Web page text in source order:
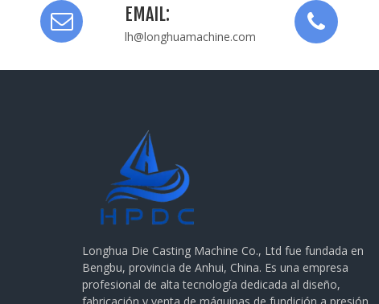
EMAIL:
lh@longhuamachine.com
Longhua Die Casting Machine Co., Ltd fue fundada en
Bengbu, provincia de Anhui, China. Es una empresa
profesional de alta tecnología dedicada al diseño,